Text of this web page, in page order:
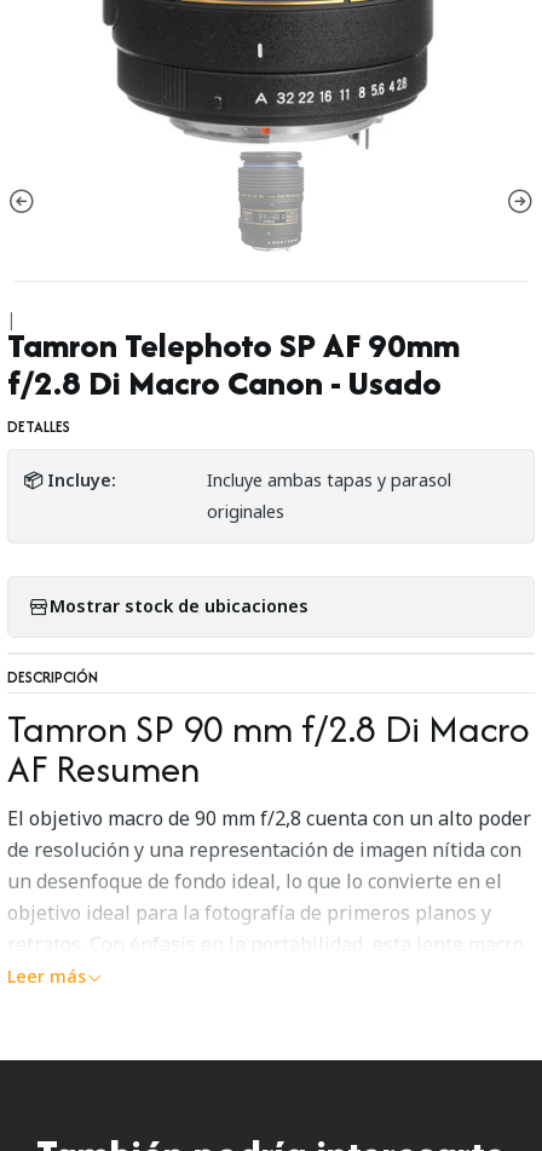
|
Tamron Telephoto SP AF 90mm
f/2.8 Di Macro Canon - Usado
DETALLES
📦 Incluye:
Incluye ambas tapas y parasol
originales
Mostrar stock de ubicaciones
DESCRIPCIÓN
Tamron SP 90 mm f/2.8 Di Macro
AF Resumen
El objetivo macro de 90 mm f/2,8 cuenta con un alto poder
de resolución y una representación de imagen nítida con
un desenfoque de fondo ideal, lo que lo convierte en el
objetivo ideal para la fotografía de primeros planos y
retratos. Con énfasis en la portabilidad, esta lente macro
es compacta y liviana. Un anillo de enfoque ancho y suave
Leer más